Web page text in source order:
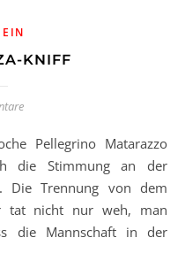
KNIFF
die Stimmung an der
Die Trennung von dem
tat nicht nur weh, man
die Mannschaft in der